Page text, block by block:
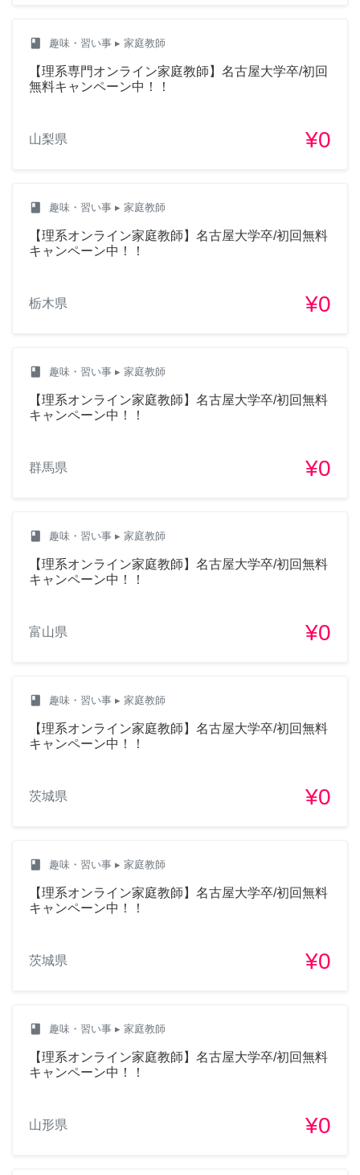
class 趣味・習い事 ▸ 家庭教師
【理系専門オンライン家庭教師】名古屋大学卒/初回
無料キャンペーン中！！
山梨県 ¥0
class 趣味・習い事 ▸ 家庭教師
【理系オンライン家庭教師】名古屋大学卒/初回無料
キャンペーン中！！
栃木県 ¥0
class 趣味・習い事 ▸ 家庭教師
【理系オンライン家庭教師】名古屋大学卒/初回無料
キャンペーン中！！
群馬県 ¥0
class 趣味・習い事 ▸ 家庭教師
【理系オンライン家庭教師】名古屋大学卒/初回無料
キャンペーン中！！
富山県 ¥0
class 趣味・習い事 ▸ 家庭教師
【理系オンライン家庭教師】名古屋大学卒/初回無料
キャンペーン中！！
茨城県 ¥0
class 趣味・習い事 ▸ 家庭教師
【理系オンライン家庭教師】名古屋大学卒/初回無料
キャンペーン中！！
茨城県 ¥0
class 趣味・習い事 ▸ 家庭教師
【理系オンライン家庭教師】名古屋大学卒/初回無料
キャンペーン中！！
山形県 ¥0